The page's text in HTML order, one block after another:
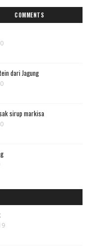
COMMENTS
dari Jagung
sirup markisa